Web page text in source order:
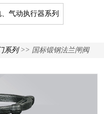
、气动执行器系列
系列>> 国标锻钢法兰闸阀